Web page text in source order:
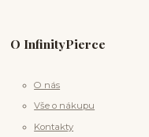
O InfinityPierce
O nás
Vše o nákupu
Kontakty